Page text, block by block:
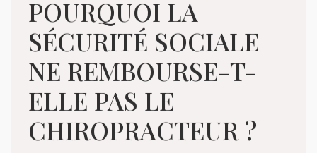
POURQUOI LA
SÉCURITÉ SOCIALE
NE REMBOURSE-T-
ELLE PAS LE
CHIROPRACTEUR ?